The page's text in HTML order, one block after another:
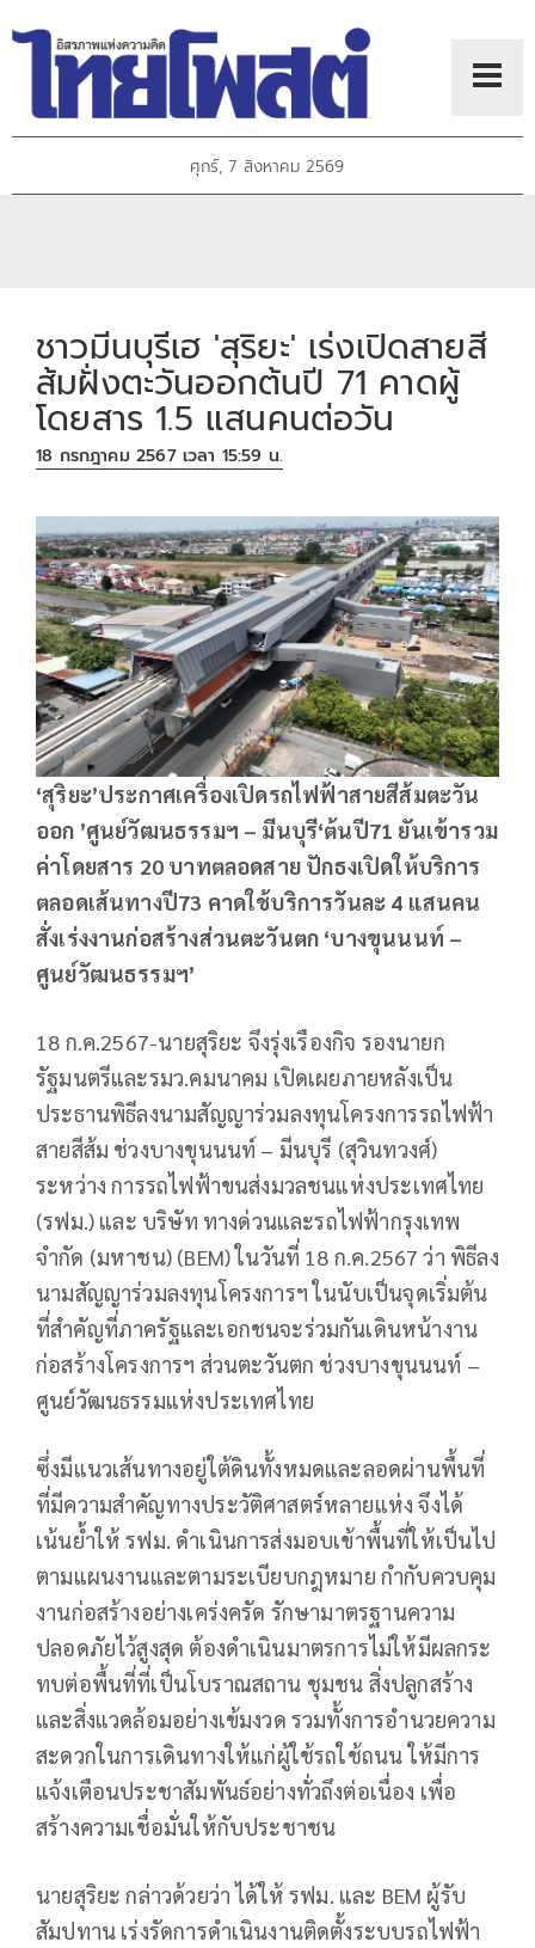
ศุกร์, 7 สิงหาคม 2569
ชาวมีนบุรีเฮ 'สุริยะ' เร่งเปิดสายสี
ส้มฝั่งตะวันออกต้นปี 71 คาดผู้
โดยสาร 1.5 แสนคนต่อวัน
18 กรกฎาคม 2567 เวลา 15:59 น.
‘สุริยะ’ประกาศเครื่องเปิดรถไฟฟ้าสายสีส้มตะวัน
ออก ’ศูนย์วัฒนธรรมฯ – มีนบุรี‘ต้นปี71 ยันเข้ารวม
ค่าโดยสาร 20 บาทตลอดสาย ปักธงเปิดให้บริการ
ตลอดเส้นทางปี73 คาดใช้บริการวันละ 4 แสนคน
สั่งเร่งงานก่อสร้างส่วนตะวันตก ‘บางขุนนนท์ –
ศูนย์วัฒนธรรมฯ’
18 ก.ค.2567-นายสุริยะ จึงรุ่งเรืองกิจ รองนายก
รัฐมนตรีและรมว.คมนาคม เปิดเผยภายหลังเป็น
ประธานพิธีลงนามสัญญาร่วมลงทุนโครงการรถไฟฟ้า
สายสีส้ม ช่วงบางขุนนนท์ – มีนบุรี (สุวินทวงศ์)
ระหว่าง การรถไฟฟ้าขนส่งมวลชนแห่งประเทศไทย
(รฟม.) และ บริษัท ทางด่วนและรถไฟฟ้ากรุงเทพ
จำกัด (มหาชน) (BEM) ในวันที่ 18 ก.ค.2567 ว่า พิธีลง
นามสัญญาร่วมลงทุนโครงการฯ ในนับเป็นจุดเริ่มต้น
ที่สำคัญที่ภาครัฐและเอกชนจะร่วมกันเดินหน้างาน
ก่อสร้างโครงการฯ ส่วนตะวันตก ช่วงบางขุนนนท์ –
ศูนย์วัฒนธรรมแห่งประเทศไทย
ซึ่งมีแนวเส้นทางอยู่ใต้ดินทั้งหมดและลอดผ่านพื้นที่
ที่มีความสำคัญทางประวัติศาสตร์หลายแห่ง จึงได้
เน้นย้ำให้ รฟม. ดำเนินการส่งมอบเข้าพื้นที่ให้เป็นไป
ตามแผนงานและตามระเบียบกฎหมาย กำกับควบคุม
งานก่อสร้างอย่างเคร่งครัด รักษามาตรฐานความ
ปลอดภัยไว้สูงสุด ต้องดำเนินมาตรการไม่ให้มีผลกระ
ทบต่อพื้นที่ที่เป็นโบราณสถาน ชุมชน สิ่งปลูกสร้าง
และสิ่งแวดล้อมอย่างเข้มงวด รวมทั้งการอำนวยความ
สะดวกในการเดินทางให้แก่ผู้ใช้รถใช้ถนน ให้มีการ
แจ้งเตือนประชาสัมพันธ์อย่างทั่วถึงต่อเนื่อง เพื่อ
สร้างความเชื่อมั่นให้กับประชาชน
นายสุริยะ กล่าวด้วยว่า ได้ให้ รฟม. และ BEM ผู้รับ
สัมปทาน เร่งรัดการดำเนินงานติดตั้งระบบรถไฟฟ้า